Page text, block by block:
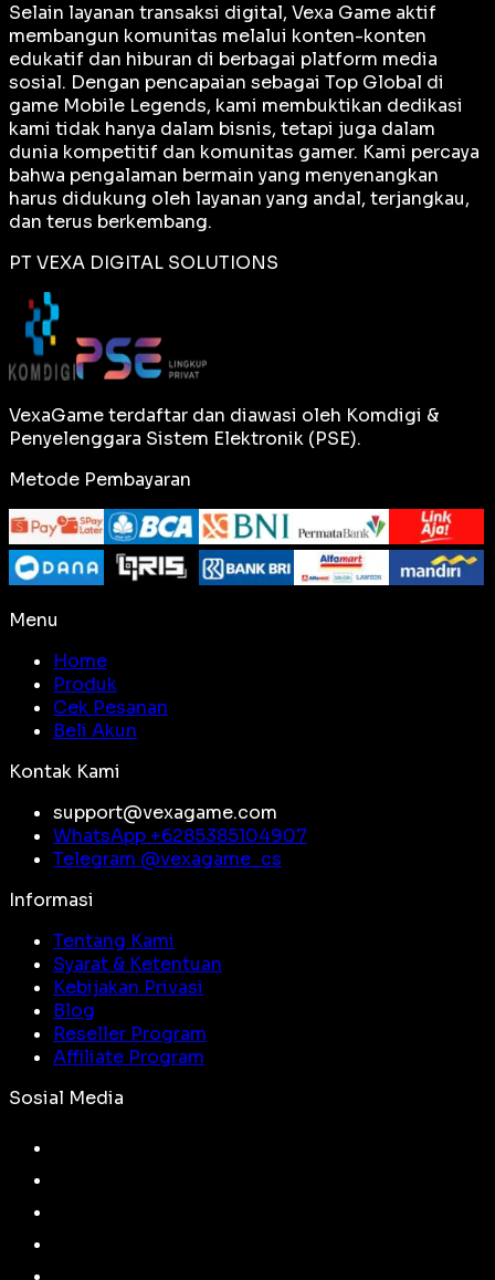
Selain layanan transaksi digital, Vexa Game aktif
membangun komunitas melalui konten-konten
edukatif dan hiburan di berbagai platform media
sosial. Dengan pencapaian sebagai Top Global di
game Mobile Legends, kami membuktikan dedikasi
kami tidak hanya dalam bisnis, tetapi juga dalam
dunia kompetitif dan komunitas gamer. Kami percaya
bahwa pengalaman bermain yang menyenangkan
harus didukung oleh layanan yang andal, terjangkau,
dan terus berkembang.
PT VEXA DIGITAL SOLUTIONS
VexaGame terdaftar dan diawasi oleh Komdigi &
Penyelenggara Sistem Elektronik (PSE).
Metode Pembayaran
Menu
Home
Produk
Cek Pesanan
Beli Akun
Kontak Kami
support@vexagame.com
WhatsApp +6285385104907
Telegram @vexagame_cs
Informasi
Tentang Kami
Syarat & Ketentuan
Kebijakan Privasi
Blog
Reseller Program
Affiliate Program
Sosial Media